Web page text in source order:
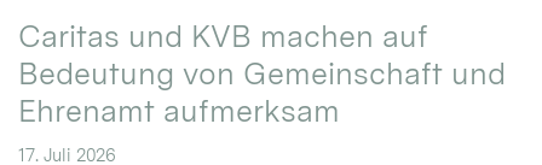
Caritas und KVB machen auf
Bedeutung von Gemeinschaft und
Ehrenamt aufmerksam
17. Juli 2026